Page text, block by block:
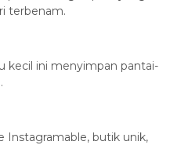
terbenam.
kecil ini menyimpan pantai-
Instagramable, butik unik,